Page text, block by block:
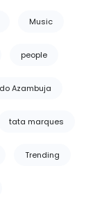
Music
people
Azambuja
tata marques
Trending